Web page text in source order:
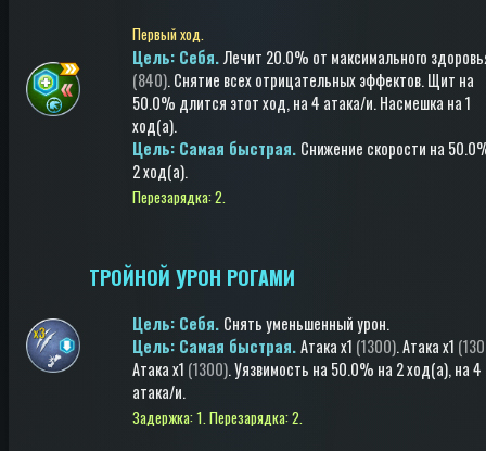
Первый ход.
Цель: Cебя.Лечит 20.0% от максимального
(840).Снятие всех отрицательных эффектов.Щит на
50.0% длится этот ход, на 4 атака/и.Насмешка на 1
ход(a).
Цель: Самая быстрая. Снижение скорости на
2 ход(a).
Перезарядка: 2.
ТРОЙНОЙ УРОН РОГАМИ
Цель: Cебя. Снять уменьшенный урон.
Цель: Самая быстрая.Атакаx1 (1300).Атакаx1
Атакаx1 (1300).Уязвимость на 50.0% на 2 ход(a), на 4
атака/и.
Задержка: 1.Перезарядка: 2.